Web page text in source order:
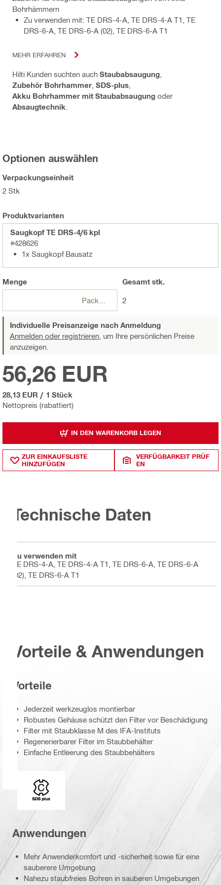
Bohrhämmern
Zu verwenden mit: TE DRS-4-A, TE DRS-4-A T1, TE
DRS-6-A, TE DRS-6-A (02), TE DRS-6-A T1
MEHR ERFAHREN
Hilti Kunden suchten auch Staubabsaugung
Zubehör Bohrhammer SDS-plus
Akku Bohrhammer mit Staubabsaugung oder
Absaugtechnik
Optionen auswählen
Verpackungseinheit
2 Stk
Produktvarianten
Saugkopf TE DRS-4/6 kpl
#428626
1x Saugkopf Bausatz
Menge
Packungen
Gesamtstk.
2
Individuelle Preisanzeige nach Anmeldung
Anmelden oder registrieren, um Ihre persönlichen Preise
anzuzeigen.
Nettopreis (rabattiert)
56,26 EUR
28,13 EUR / 1 Stück
IN DEN WARENKORB LEGEN
ZUR EINKAUFSLISTE
HINZUFÜGEN
VERFÜGBARKEIT PRÜF
EN
Technische Daten
Zu verwenden mit
TE DRS-4-A, TE DRS-4-A T1, TE DRS-6-A, TE DRS-6-A
(02), TE DRS-6-A T1
Vorteile & Anwendungen
Vorteile
Jederzeit werkzeuglos montierbar
Robustes Gehäuse schützt den Filter vor Beschädigung
Filter mit Staubklasse M des IFA-Instituts
Regenerierbarer Filter im Staubbehälter
Einfache Entleerung des Staubbehälters
Einsteckenden
Anwendungen
Mehr Anwenderkomfort und -sicherheit sowie für eine
sauberere Umgebung
Nahezu staubfreies Bohren in sauberen Umgebungen